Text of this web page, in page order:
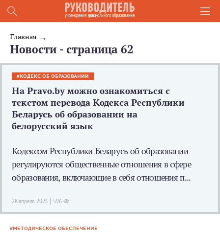
Главная
Новости - страница 62
КОДЕКС ОБ ОБРАЗОВАНИИ
На Pravo.by можно ознакомиться с
текстом перевода Кодекса Республики
Беларусь об образовании на
белорусский язык
Кодексом Республики Беларусь об образовании
регулируются общественные отношения в сфере
образования, включающие в себя отношения п...
28 апреля 2023 596
МЕТОДИЧЕСКОЕ ОБЕСПЕЧЕНИЕ